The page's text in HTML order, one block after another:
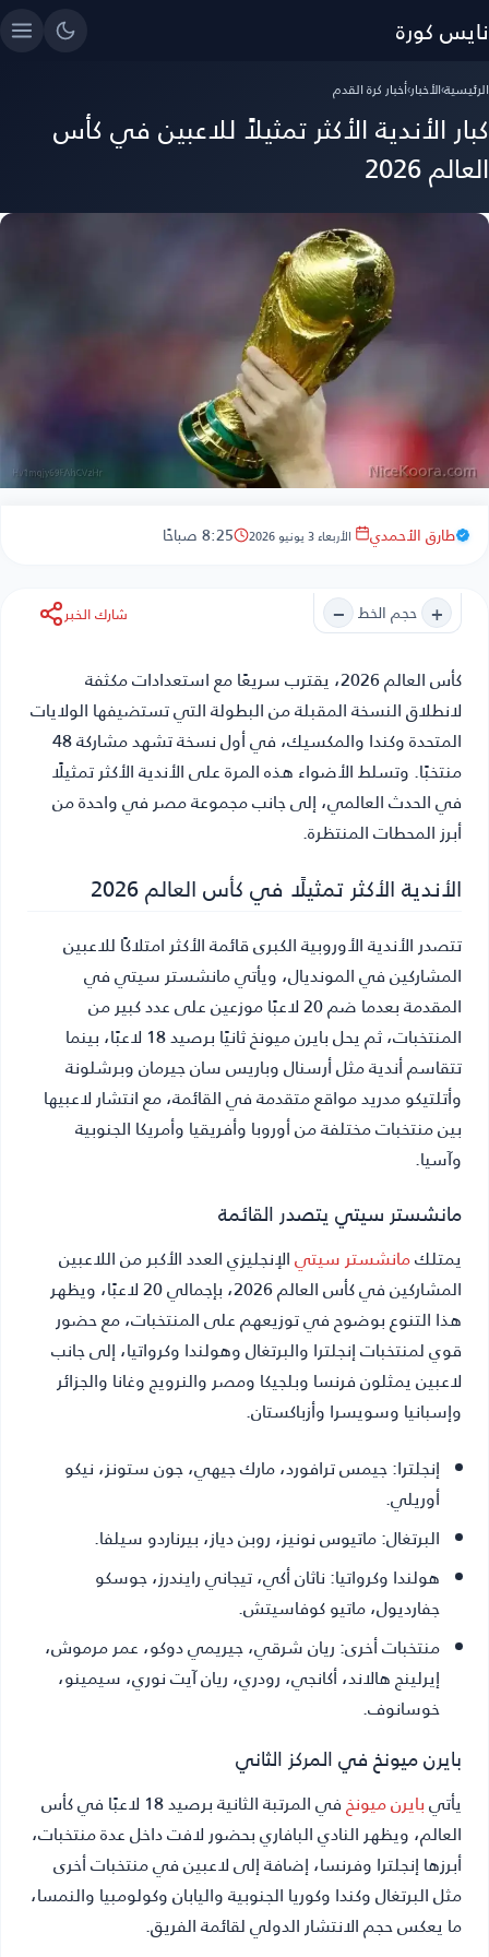
نايس كورة
الرئيسية›الأخبار›أخبار كرة القدم
كبار الأندية الأكثر تمثيلاً للاعبين في كأس
العالم 2026
طارق الأحمدي الأربعاء 3 يونيو 2026 8:25 صباحًا
+ حجم الخط − شارك الخبر
كأس العالم 2026
، يقترب سريعًا مع استعدادات مكثفة
لانطلاق النسخة المقبلة من البطولة التي تستضيفها الولايات
المتحدة وكندا والمكسيك، في أول نسخة تشهد مشاركة 48
منتخبًا. وتسلط الأضواء هذه المرة على الأندية الأكثر تمثيلًا
في الحدث العالمي، إلى جانب مجموعة مصر في واحدة من
أبرز المحطات المنتظرة.
الأندية الأكثر تمثيلًا في كأس العالم 2026
تتصدر الأندية الأوروبية الكبرى قائمة الأكثر امتلاكًا للاعبين
المشاركين في المونديال، ويأتي مانشستر سيتي في
المقدمة بعدما ضم 20 لاعبًا موزعين على عدد كبير من
المنتخبات، ثم يحل بايرن ميونخ ثانيًا برصيد 18 لاعبًا، بينما
تتقاسم أندية مثل أرسنال وباريس سان جيرمان وبرشلونة
وأتلتيكو مدريد مواقع متقدمة في القائمة، مع انتشار لاعبيها
بين منتخبات مختلفة من أوروبا وأفريقيا وأمريكا الجنوبية
وآسيا.
مانشستر سيتي يتصدر القائمة
يمتلكمانشستر سيتيالإنجليزي العدد الأكبر من اللاعبين
المشاركين في كأس العالم 2026، بإجمالي 20 لاعبًا، ويظهر
هذا التنوع بوضوح في توزيعهم على المنتخبات، مع حضور
قوي لمنتخبات إنجلترا والبرتغال وهولندا وكرواتيا، إلى جانب
لاعبين يمثلون فرنسا وبلجيكا ومصر والنرويج وغانا والجزائر
وإسبانيا وسويسرا وأزباكستان.
إنجلترا:جيمس ترافورد، مارك جيهي، جون ستونز، نيكو
أوريلي.
البرتغال:ماتيوس نونيز، روبن دياز، بيرناردو سيلفا.
هولندا وكرواتيا:ناثان أكي، تيجاني رايندرز، جوسكو
جفارديول، ماتيو كوفاسيتش.
منتخبات أخرى:ريان شرقي، جيريمي دوكو، عمر مرموش،
إيرلينج هالاند، أكانجي، رودري، ريان آيت نوري، سيمينو،
خوسانوف.
بايرن ميونخ في المركز الثاني
يأتيبايرن ميونخ
في المرتبة الثانية برصيد 18 لاعبًا في كأس
العالم، ويظهر النادي البافاري بحضور لافت داخل عدة منتخبات،
أبرزها إنجلترا وفرنسا، إضافة إلى لاعبين في منتخبات أخرى
مثل البرتغال وكندا وكوريا الجنوبية واليابان وكولومبيا والنمسا،
ما يعكس حجم الانتشار الدولي لقائمة الفريق.